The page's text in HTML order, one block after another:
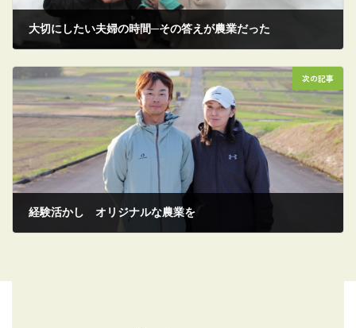
大切にしたい夫婦の時間─その答えが農業だった
次の記事
経験活かし オリジナルな農業を